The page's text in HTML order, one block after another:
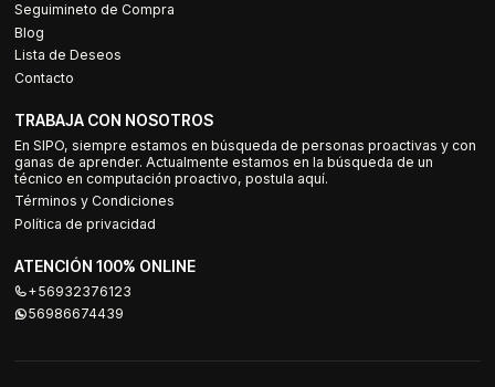
Seguimineto de Compra
Blog
Lista de Deseos
Contacto
TRABAJA CON NOSOTROS
En SIPO, siempre estamos en búsqueda de personas proactivas y con
ganas de aprender. Actualmente estamos en la búsqueda de un
técnico en computación proactivo, postula aquí.
Términos y Condiciones
Política de privacidad
ATENCIÓN 100% ONLINE
+56932376123
56986674439